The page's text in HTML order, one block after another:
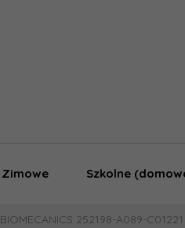
Zimowe Szkolne
BIOMECANICS 252198-A089-